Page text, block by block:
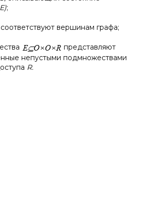
E);
вершинам графа;
представляют
непустыми подмножествами
R.